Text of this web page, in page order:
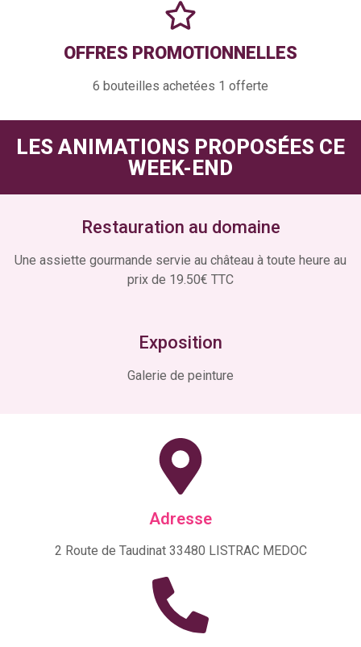
OFFRES PROMOTIONNELLES
6 bouteilles achetées 1 offerte
LES ANIMATIONS PROPOSÉES CE
WEEK-END
Restauration au domaine
Une assiette gourmande servie au château à toute heure au
prix de 19.50€ TTC
Exposition
Galerie de peinture
Adresse
2 Route de Taudinat 33480 LISTRAC MEDOC